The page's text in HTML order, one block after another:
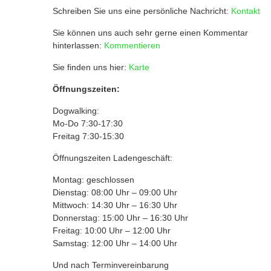
Schreiben Sie uns eine persönliche Nachricht: Kontakt
Sie können uns auch sehr gerne einen Kommentar
hinterlassen: Kommentieren
Sie finden uns hier: Karte
Öffnungszeiten:
Dogwalking:
Mo-Do 7:30-17:30
Freitag 7:30-15:30
Öffnungszeiten Ladengeschäft:
Montag: geschlossen
Dienstag: 08:00 Uhr – 09:00 Uhr
Mittwoch: 14:30 Uhr – 16:30 Uhr
Donnerstag: 15:00 Uhr – 16:30 Uhr
Freitag: 10:00 Uhr – 12:00 Uhr
Samstag: 12:00 Uhr – 14:00 Uhr
Und nach Terminvereinbarung